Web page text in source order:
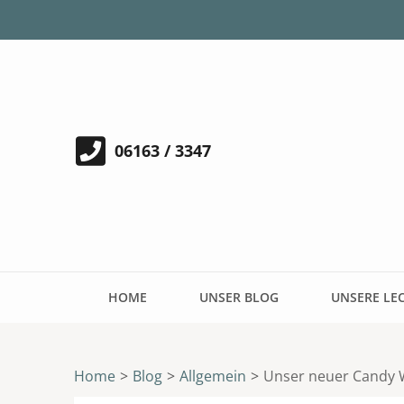
06163 / 3347
HOME UNSER BLOG UNSERE
Home > Blog > Allgemein > Unser neuer Candy